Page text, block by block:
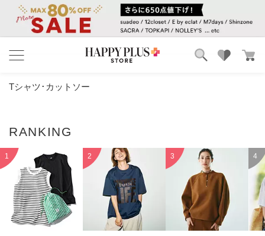
カテゴリ
お気に入り
Tシャツ･カットソー